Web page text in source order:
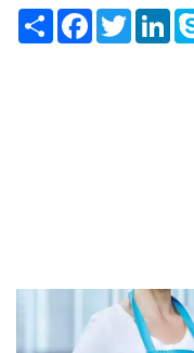
Share FacebookTwitter